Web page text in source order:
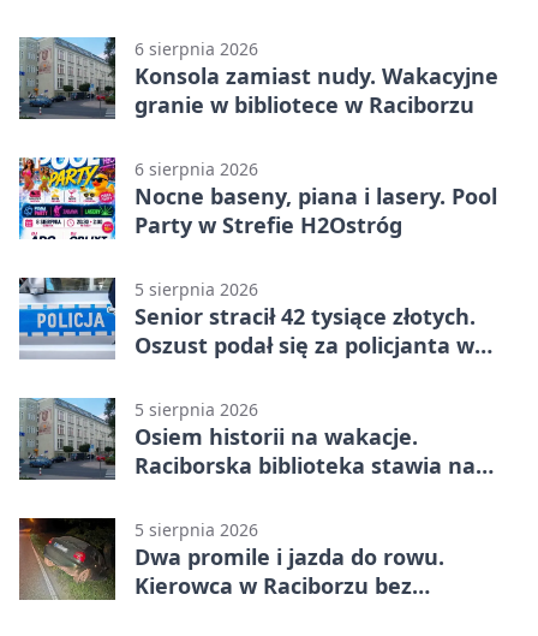
6 sierpnia 2026
Konsola zamiast nudy. Wakacyjne
granie w bibliotece w Raciborzu
6 sierpnia 2026
Nocne baseny, piana i lasery. Pool
Party w Strefie H2Ostróg
5 sierpnia 2026
Senior stracił 42 tysiące złotych.
Oszust podał się za policjanta w
5 sierpnia 2026
Osiem historii na wakacje.
Raciborska biblioteka stawia na
5 sierpnia 2026
Dwa promile i jazda do rowu.
Kierowca w Raciborzu bez